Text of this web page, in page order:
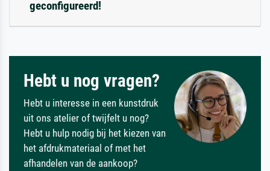
geconfigureerd!
Hebt u nog vragen?
Hebt u interesse in een kunstdruk
uit ons atelier of twijfelt u nog?
Hebt u hulp nodig bij het kiezen van
het afdrukmateriaal of met het
afhandelen van de aankoop?